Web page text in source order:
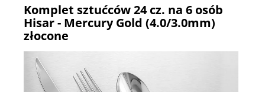
Komplet sztućców 24 cz. na 6 osób
Hisar - Mercury Gold (4.0/3.0mm)
złocone